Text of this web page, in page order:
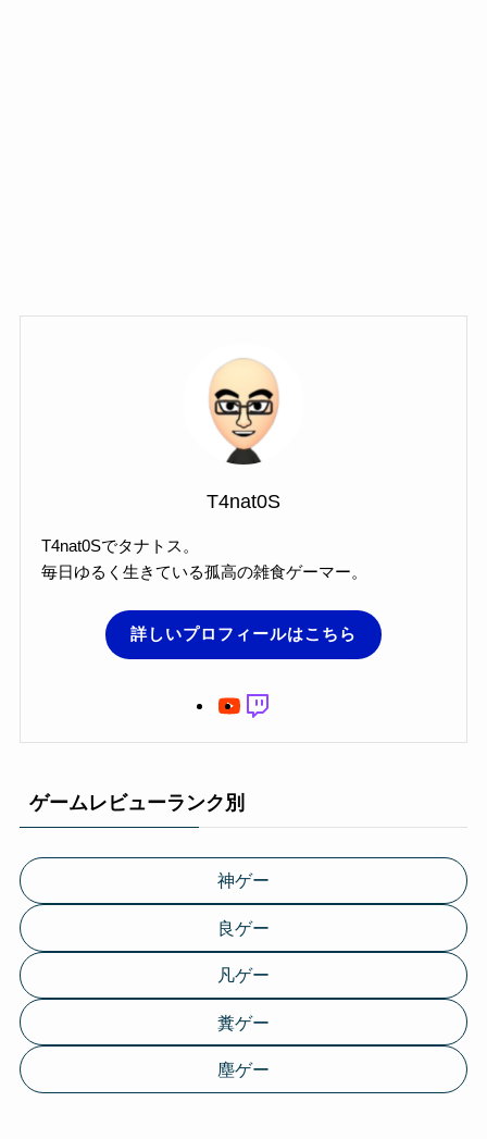
T4nat0S
T4nat0Sでタナトス。
毎日ゆるく生きている孤高の雑食ゲーマー。
詳しいプロフィールはこちら
ゲームレビューランク別
神ゲー
良ゲー
凡ゲー
糞ゲー
塵ゲー